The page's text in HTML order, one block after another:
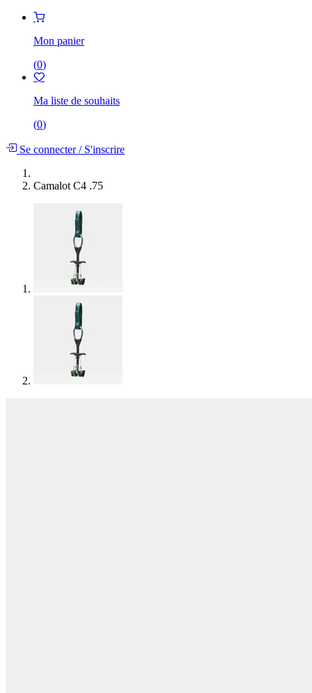
Mon panier
(0)
Ma liste de souhaits
(0)
Se connecter/S'inscrire
Camalot C4 .75